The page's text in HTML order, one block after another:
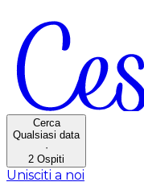
Cerca
Qualsiasi data
·
2 Ospiti
Unisciti a noi